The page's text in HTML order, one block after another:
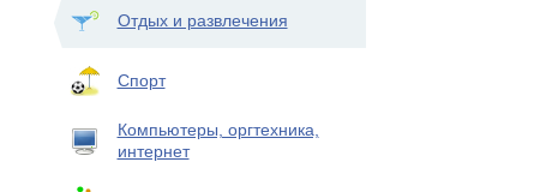
Отдых и развлечения
Спорт
Компьютеры, оргтехника,
интернет